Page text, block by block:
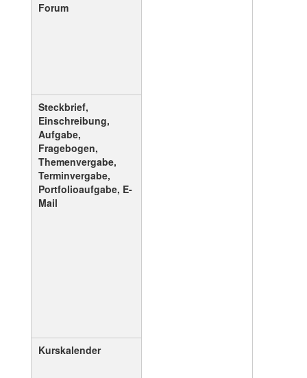
Forum
Steckbrief,
Einschreibung,
Aufgabe,
Fragebogen,
Themenvergabe,
Terminvergabe,
Portfolioaufgabe, E-
Mail
Kurskalender